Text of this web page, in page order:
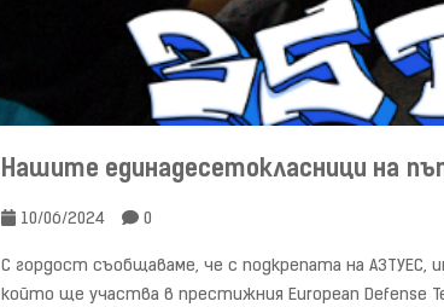
Нашите единадесетокласници на
10/06/2024 0
С гордост съобщаваме, че с подкрепата на АЗТУЕС,
който ще участва в престижния European Defense